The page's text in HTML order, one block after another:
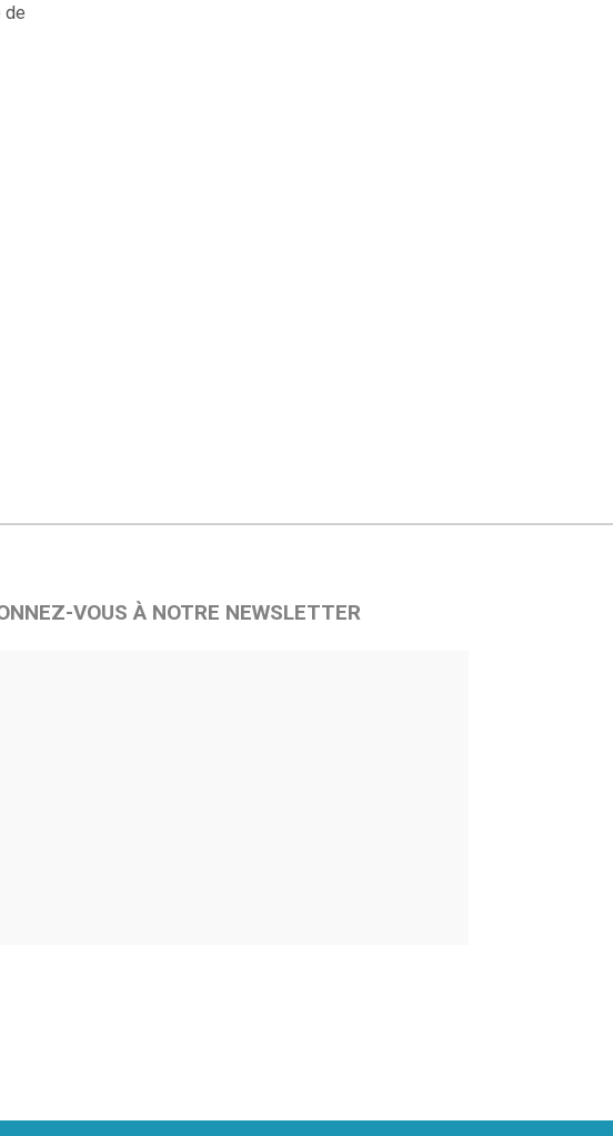
de
VOUS À NOTRE NEWSLETTER